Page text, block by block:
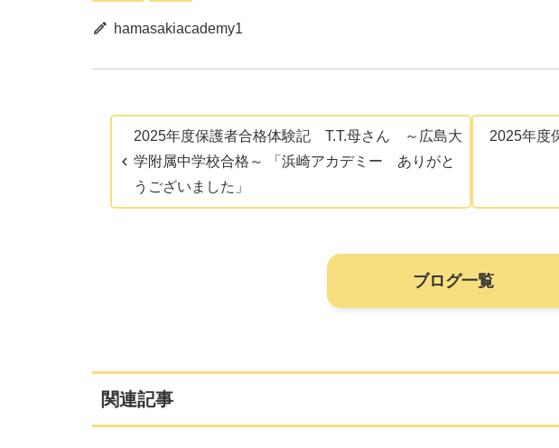
hamasakiacademy1
2025年度保護者合格体験記 T.T.母さん ～広島大
学附属中学校合格～ 「浜崎アカデミー ありがと
うございました」
2025年度
ブログ一覧
関連記事